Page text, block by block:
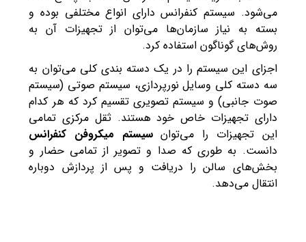
می‌شود. سیستم کنفرانس دارای انواع مختلفی بوده و
بسته به نیاز سازمان‌ها می‌توان از تجهیزات آن به
روش‌های گوناگون استفاده کرد.
اجزای این سیستم را در یک دسته‌ بندی کلی می‌توان به
سه دسته کلی وسایل نورپردازی، سیستم صوتی (سیستم
صوت جانبی) و سیستم تصویری تقسیم کرد که هر کدام
دارای تجهیزات خاص خود هستند. ثقل مرکزی تمامی
این تجهیزات را می‌توانسیستم میکروفن کنفرانس
دانست. به طوری که صدا و تصویر از تمامی حضار و
بخش‌های سالن را دریافت و پس از پردازش دوباره
انتقال می‌دهد.